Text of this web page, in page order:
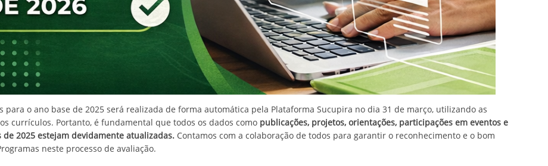
para o ano base de 2025 será realizada de forma automática pela Plataforma Sucupira no dia 31 de março, utilizando as
currículos. Portanto, é fundamental que todos os dados como publicações, projetos, orientações, participações em eventos e
2025 estejam devidamente atualizadas. Contamos com a colaboração de todos para garantir o reconhecimento e o bom
neste processo de avaliação.